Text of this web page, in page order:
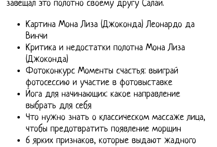
завещал это полотно своему другу Салаи.
Картина Мона Лиза (Джоконда) Леонардо да
Винчи
Критика и недостатки полотна Мона Лиза
(Джоконда)
Фотоконкурс Моменты счастья: выиграй
фотосессию и участие в фотовыставке
Йога для начинающих: какое направление
выбрать для себя
Что нужно знать о классическом массаже лица,
чтобы предотвратить появление морщин
6 ярких признаков, которые выдают жадного